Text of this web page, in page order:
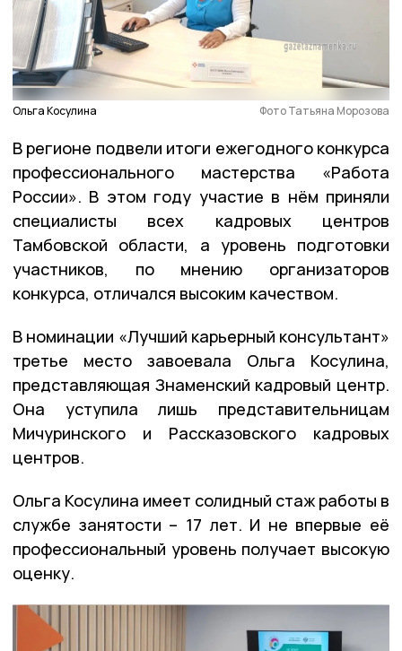
Ольга Косулина Фото Татьяна Морозова
В регионе подвели итоги ежегодного конкурса
профессионального мастерства «Работа
России». В этом году участие в нём приняли
специалисты всех кадровых центров
Тамбовской области, а уровень подготовки
участников, по мнению организаторов
конкурса, отличался высоким качеством.
В номинации «Лучший карьерный консультант»
третье место завоевала Ольга Косулина,
представляющая Знаменский кадровый центр.
Она уступила лишь представительницам
Мичуринского и Рассказовского кадровых
центров.
Ольга Косулина имеет солидный стаж работы в
службе занятости – 17 лет. И не впервые её
профессиональный уровень получает высокую
оценку.